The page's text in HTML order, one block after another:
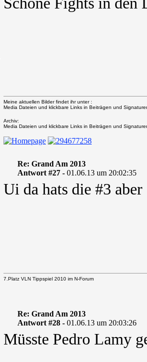
Meine aktuellen Bilder findet ihr unter :
Media Dateien und klickbare Links in Beiträgen und
Archiv:
Media Dateien und klickbare Links in Beiträgen und
Re: Grand Am 2013
Antwort #27 - 01.06.13 um 20:02:35
Ui da hats die #3
7.Platz VLN Tippspiel 2010 im N-Forum
Re: Grand Am 2013
Antwort #28 - 01.06.13 um 20:03:26
Müsste Pedro Lamy